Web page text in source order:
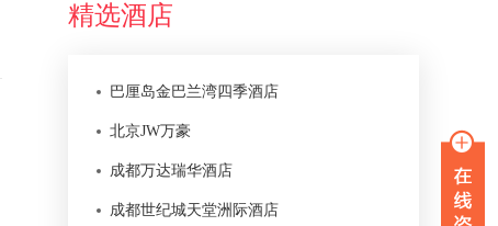
精选酒店
巴厘岛金巴兰湾四季酒店
北京JW万豪
成都万达瑞华酒店
成都世纪城天堂洲际酒店